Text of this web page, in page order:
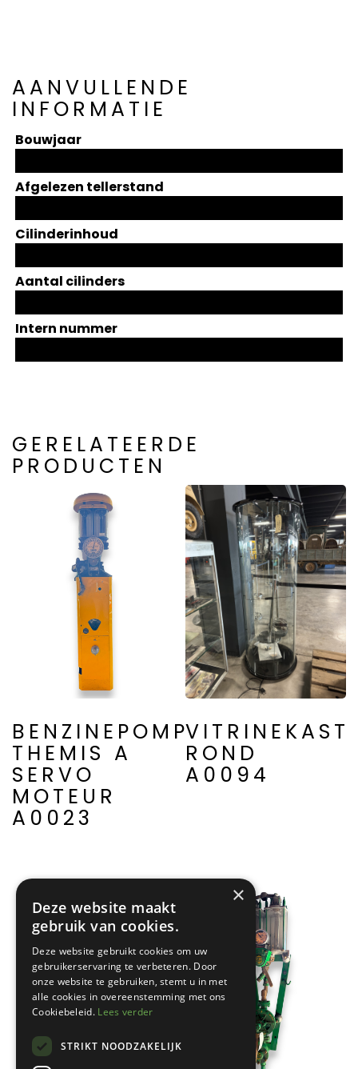
AANVULLENDE
INFORMATIE
Bouwjaar
Afgelezen tellerstand
Cilinderinhoud
Aantal cilinders
Intern nummer
GERELATEERDE
PRODUCTEN
BENZINEPOMP
THEMIS A
SERVO
MOTEUR
A0023
VITRINEKAST
ROND
A0094
×
Deze website maakt
gebruik van cookies.
Deze website gebruikt cookies om uw
gebruikerservaring te verbeteren. Door
onze website te gebruiken, stemt u in met
alle cookies in overeenstemming met ons
Cookiebeleid. Lees verder
STRIKT NOODZAKELIJK